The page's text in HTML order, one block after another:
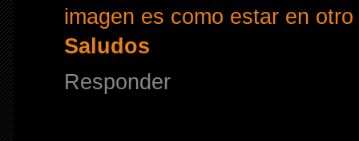
imagen es como estar en
Saludos
Responder